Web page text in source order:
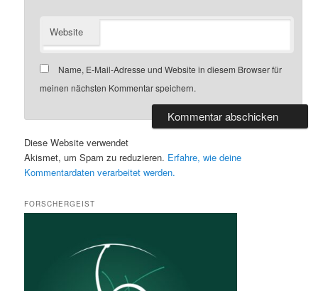
Website
Name, E-Mail-Adresse und Website in diesem Browser für
meinen nächsten Kommentar speichern.
Diese Website verwendet
Akismet, um Spam zu reduzieren. Erfahre, wie deine
Kommentardaten verarbeitet werden.
FORSCHERGEIST